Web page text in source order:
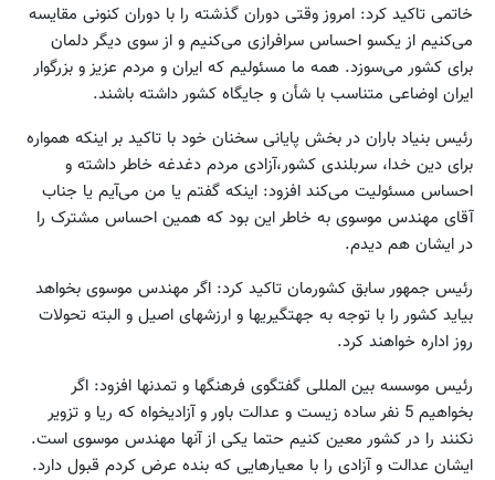
خاتمی تاکید کرد: امروز وقتی دوران گذشته را با دوران کنونی مقایسه
می‌کنیم از یکسو احساس سرافرازی می‌کنیم و از سوی دیگر دلمان
برای کشور می‌سوزد. همه ما مسئولیم که ایران و مردم عزیز و بزرگوار
ایران اوضاعی متناسب با شأن و جایگاه کشور داشته باشند.
رئیس بنیاد باران در بخش پایانی سخنان خود با تاکید بر اینکه همواره
برای دین خدا، سربلندی کشور،آزادی مردم دغدغه خاطر داشته و
احساس مسئولیت می‌کند افزود: اینکه گفتم یا من می‌آیم یا جناب
آقای مهندس موسوی به خاطر این بود که همین احساس مشترک را
در ایشان هم دیدم.
رئیس جمهور سابق کشورمان تاکید کرد: اگر مهندس موسوی بخواهد
بیاید کشور را با توجه به جهتگیریها و ارزشهای اصیل و البته تحولات
روز اداره خواهند کرد.
رئیس موسسه بین المللی گفتگوی فرهنگها و تمدنها افزود: اگر
بخواهیم 5 نفر ساده زیست و عدالت باور و آزادیخواه که ریا و تزویر
نکنند را در کشور معین کنیم حتما یکی از آنها مهندس موسوی است.
ایشان عدالت و آزادی را با معیارهایی که بنده عرض کردم قبول دارد.